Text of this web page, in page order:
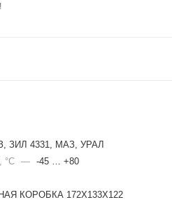
ЗИЛ 4331, МАЗ, УРАЛ
°C —
-45 … +80
КОРОБКА 172Х133Х122